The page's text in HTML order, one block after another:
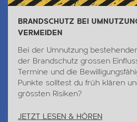
BRANDSCHUTZ BEI
VERMEIDEN
Bei der Umnutzung
der Brandschutz grossen
Termine und die
Punkte solltest du früh klären
grössten Risiken?
JETZT LESEN & HÖREN